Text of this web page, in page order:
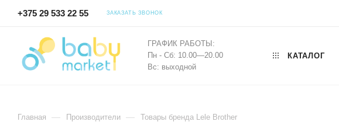
+375 29 533 22 55 ЗАКАЗАТЬ ЗВОНОК
ГРАФИК РАБОТЫ:
Пн - Сб: 10.00—20.00
Вс: выходной
КАТАЛОГ
Главная — Производители — Товары бренда Lele Brother